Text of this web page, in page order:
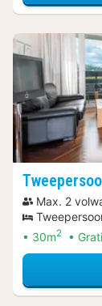
Max. 2
30m2